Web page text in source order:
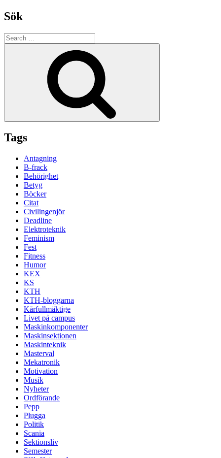
Sök
Search
for:
Tags
Antagning
B-frack
Behörighet
Betyg
Böcker
Citat
Civilingenjör
Deadline
Elektroteknik
Feminism
Fest
Fitness
Humor
KEX
KS
KTH
KTH-bloggarna
Kårfullmäktige
Livet på campus
Maskinkomponenter
Maskinsektionen
Maskinteknik
Masterval
Mekatronik
Motivation
Musik
Nyheter
Ordförande
Pepp
Plugga
Politik
Scania
Sektionsliv
Semester